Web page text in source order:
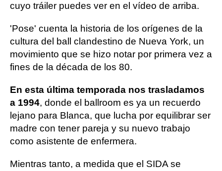
cuyo tráiler puedes ver en el vídeo de arriba.
'Pose' cuenta la historia de los orígenes de la
cultura del ball clandestino de Nueva York, un
movimiento que se hizo notar por primera vez a
fines de la década de los 80.
En esta última temporada nos trasladamos
a 1994, donde el ballroom es ya un recuerdo
lejano para Blanca, que lucha por equilibrar ser
madre con tener pareja y su nuevo trabajo
como asistente de enfermera.
Mientras tanto, a medida que el SIDA se